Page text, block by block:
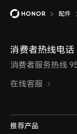
配件
消费者热线电话
消费者服务热线
在线客服
推荐产品